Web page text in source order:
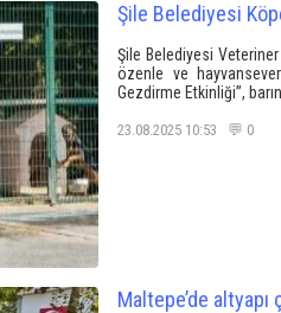
Şile Belediyesi
Şile Belediyesi
özenle ve
Gezdirme Etkinliği”,
23.08.2025 10:53 💬 0
Maltepe’de altyapı